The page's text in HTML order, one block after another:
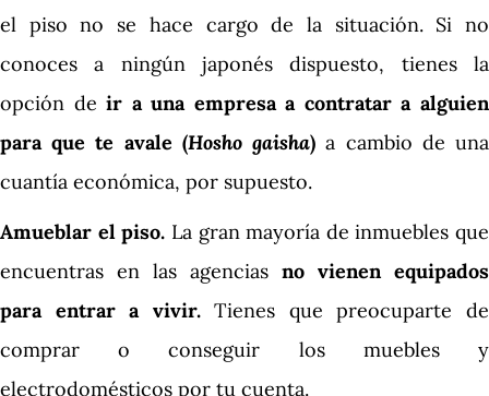
el piso no se hace cargo de la situación. Si no
conoces a ningún japonés dispuesto, tienes la
opción deir a una empresa a contratar a alguien
para que te avale (Hosho gaisha) a cambio de una
cuantía económica, por supuesto.
Amueblar el piso. La gran mayoría de inmuebles que
encuentras en las agencias no vienen equipados
para entrar a vivir.Tienes que preocuparte de
comprar o conseguir los muebles y
electrodomésticos por tu cuenta.